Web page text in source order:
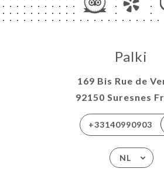
Palki
169 Bis Rue de
92150 Suresnes
+33140990903
NL